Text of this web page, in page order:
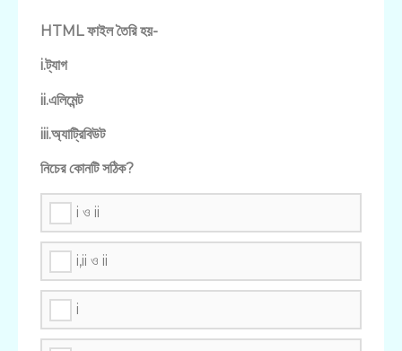
HTML ফাইল তৈরি হয়-
i.ট্যাগ
ii.এলিমেন্ট
iii.অ্যাট্রিবিউট
নিচের কোনটি সঠিক?
i ও ii
i,ii ও ii
i